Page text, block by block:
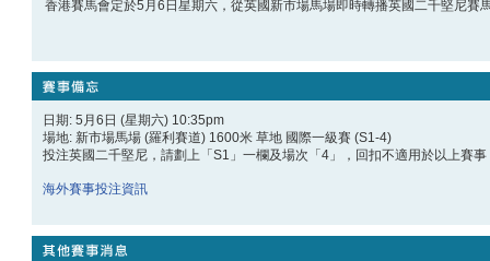
香港賽馬會定於5月6日星期六，從英國新市場馬場即時轉播英國二千堅尼賽
日期: 5月6日 (星期六) 10:35pm
場地: 新市場馬場 (羅利賽道) 1600米 草地 國際一級賽 (S1-4)
投注英國二千堅尼，請劃上「S1」一欄及場次「4」，回扣不適用於以上賽事
海外賽事投注資訊